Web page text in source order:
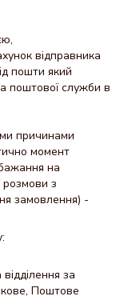
відправника
пошти який
поштової служби в
причинами
момент
на
розмови з
замовлення) -
за
Поштове